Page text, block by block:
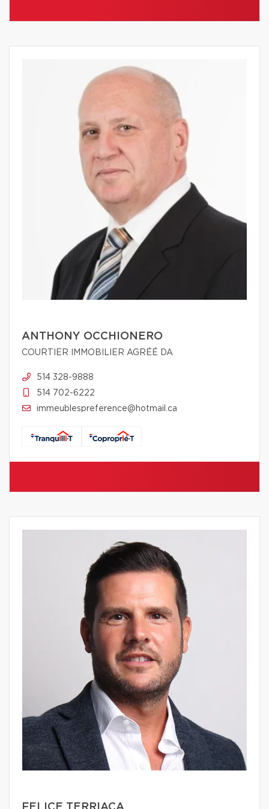
ANTHONY OCCHIONERO
COURTIER IMMOBILIER AGRÉÉ DA
514 328-9888
514 702-6222
immeublespreference@hotmail.ca